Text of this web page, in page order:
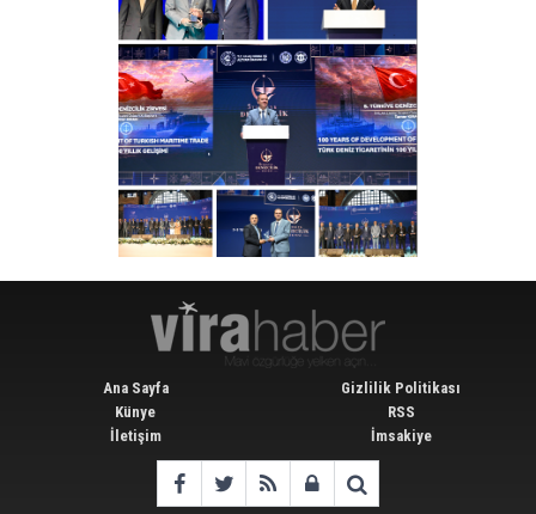
Ana Sayfa
Künye
İletişim
Gizlilik Politikası
RSS
İmsakiye